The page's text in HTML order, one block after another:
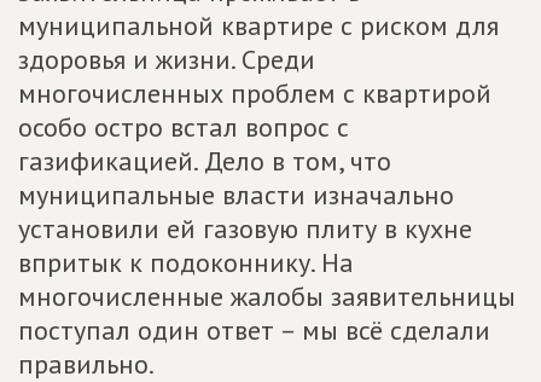
муниципальной квартире с риском для
здоровья и жизни. Среди
многочисленных проблем с квартирой
особо остро встал вопрос с
газификацией. Дело в том, что
муниципальные власти изначально
установили ей газовую плиту в кухне
впритык к подоконнику. На
многочисленные жалобы заявительницы
поступал один ответ – мы всё сделали
правильно.